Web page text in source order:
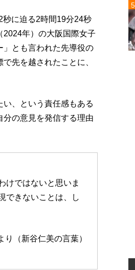
に迫る2時間19分24秒
2024年）の大阪国際女子
」とも言われた先導役の
先を越されたことに、
、という責任感もある
の意見を発信する理由
けではないと思いま
できないことは、し
（新谷仁美の言葉）